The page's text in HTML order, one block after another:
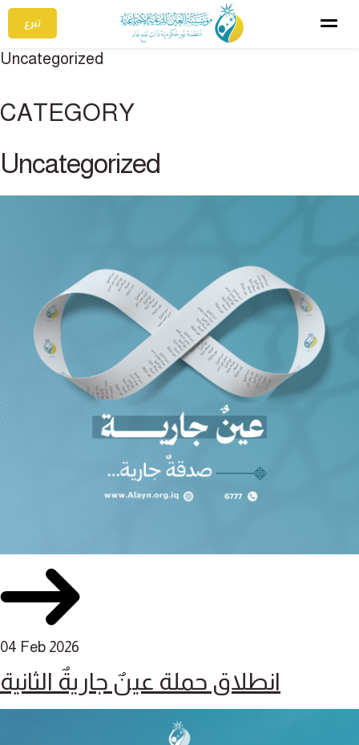
تبرع
Uncategorized
CATEGORY
Uncategorized
04 Feb 2026
انطلاق حملة عينٌ جاريةٌ الثانية